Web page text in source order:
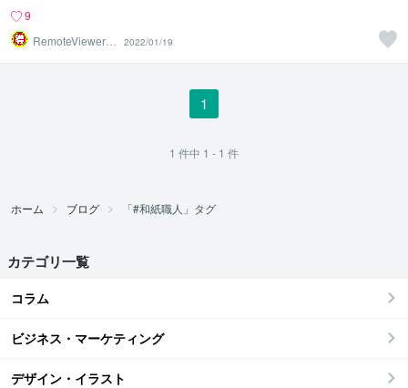
9
RemoteViewer導
2022/01/19
1
1 件中 1 - 1 件
ホーム ブログ 「#和紙職人」タグ
カテゴリ一覧
コラム
ビジネス・マーケティング
デザイン・イラスト